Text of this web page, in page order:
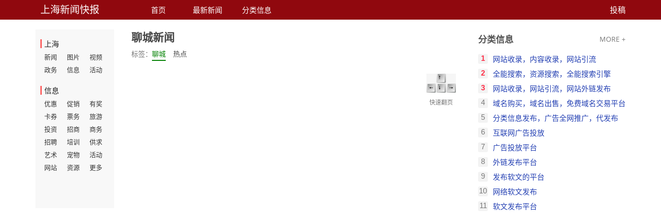
上海新闻快报 首页 最新新闻 分类信息 投稿
上海
新闻 图片
视频
政务
信息 活动
信息
优惠 促销
有奖
卡券
票务
旅游
投资
招商
商务
招聘
培训
供求
艺术
宠物
活动
网站
资源 更多
聊城新闻
标签： 聊城 热点
快速翻页
分类信息 MORE +
1 网站收录，内容收录，网站引流
2 全能搜索，资源搜索，全能搜索引擎
3 网站收录，网站引流，网站外链发布
4 域名购买，域名出售，免费域名交易平台
5 分类信息发布，广告全网推广，代发布
6 互联网广告投放
7 广告投放平台
8 外链发布平台
9 发布软文的平台
10 网络软文发布
11 软文发布平台